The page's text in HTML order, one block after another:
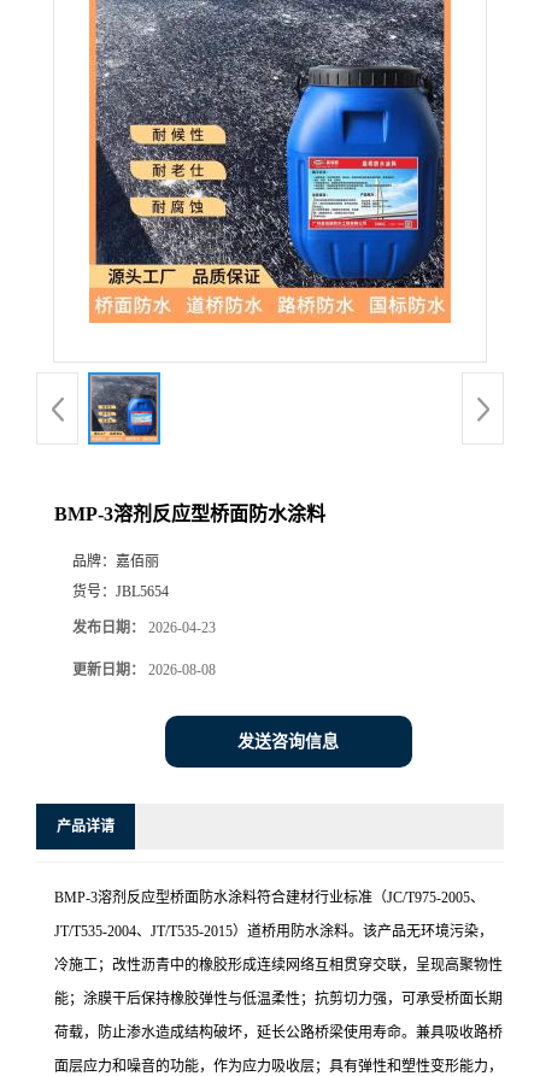
BMP-3溶剂反应型桥面防水涂料
品牌： 嘉佰丽
货号： JBL5654
发布日期： 2026-04-23
更新日期： 2026-08-08
发送咨询信息
产品详请
BMP-3溶剂反应型桥面防水涂料符合建材行业标准（JC/T975-2005、
JT/T535-2004、JT/T535-2015）道桥用防水涂料。该产品无环境污染，
冷施工；改性沥青中的橡胶形成连续网络互相贯穿交联，呈现高聚物性
能；涂膜干后保持橡胶弹性与低温柔性；抗剪切力强，可承受桥面长期
荷载，防止渗水造成结构破坏，延长公路桥梁使用寿命。兼具吸收路桥
面层应力和噪音的功能，作为应力吸收层；具有弹性和塑性变形能力，